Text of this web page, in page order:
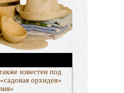
известен под
орхидея»